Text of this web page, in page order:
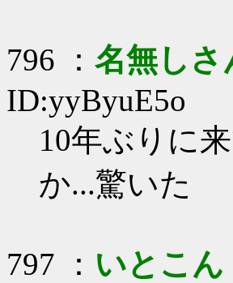
796 ： 名無し
ID:yyByuE5o
10年ぶりに
か...驚いた
797 ： いとこん